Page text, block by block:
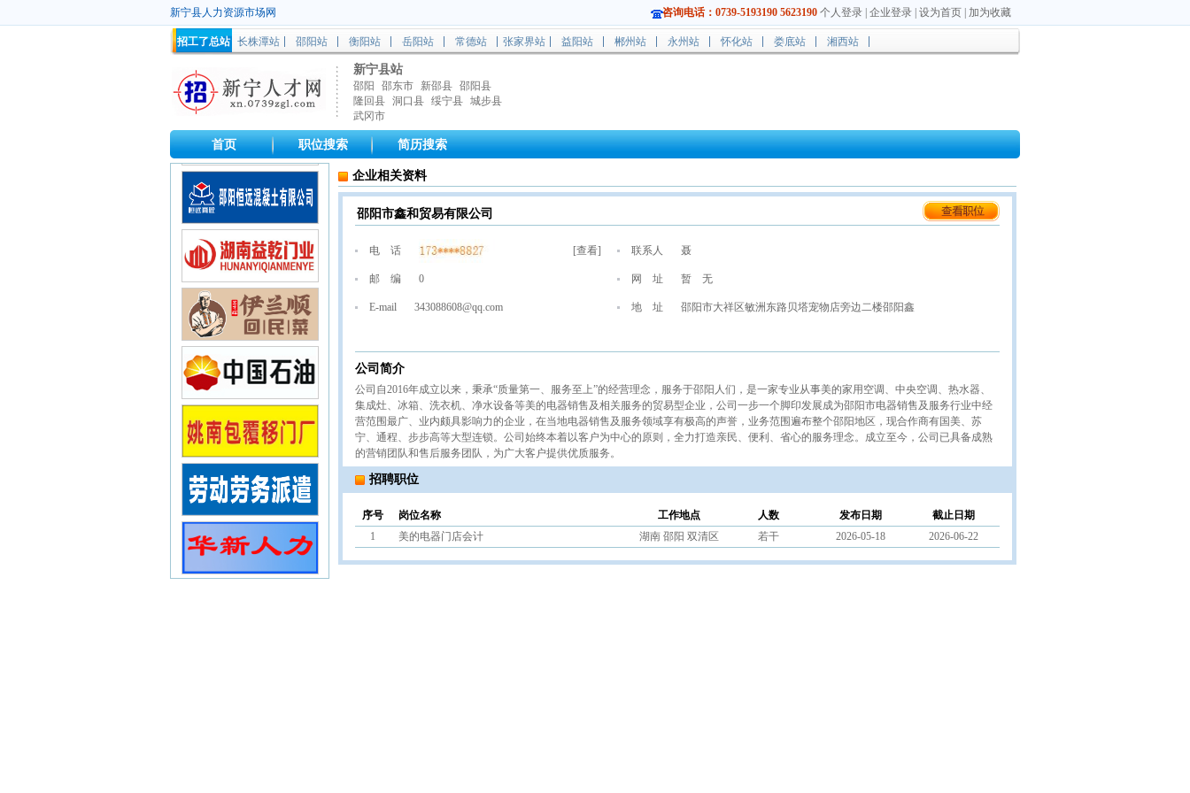
新宁县人力资源市场网 咨询电话：0739-5193190 5623190 个人登录 企业登录 设为首页 加为收藏
招工了总站 长株潭站 邵阳站 衡阳站 岳阳站 常德站 张家界站 益阳站 郴州站 永州站 怀化站 娄底站 湘西站
新宁县站
邵阳 邵东市 新邵县 邵阳县
隆回县 洞口县 绥宁县 城步县
武冈市
首页 职位搜索 简历搜索
企业相关资料
邵阳市鑫和贸易有限公司
电 话 [查看] 联系人 聂
邮 编 0 网 址 暂 无
E-mail 343088608@qq.com 地 址 邵阳市大祥区敏洲东路贝塔宠物店旁边二楼邵阳鑫
公司简介
公司自2016年成立以来，秉承“质量第一、服务至上”的经营理念，服务于邵阳人们，是一家专业从事美的家用空调、中央空调、热水器、
集成灶、冰箱、洗衣机、净水设备等美的电器销售及相关服务的贸易型企业，公司一步一个脚印发展成为邵阳市电器销售及服务行业中经
营范围最广、业内颇具影响力的企业，在当地电器销售及服务领域享有极高的声誉，业务范围遍布整个邵阳地区，现合作商有国美、苏
宁、通程、步步高等大型连锁。公司始终本着以客户为中心的原则，全力打造亲民、便利、省心的服务理念。成立至今，公司已具备成熟
的营销团队和售后服务团队，为广大客户提供优质服务。
招聘职位
序号 岗位名称 工作地点 人数 发布日期
截止日期
1
美的电器门店会计 湖南 邵阳 双清区 若干 2026-05-18 2026-06-22